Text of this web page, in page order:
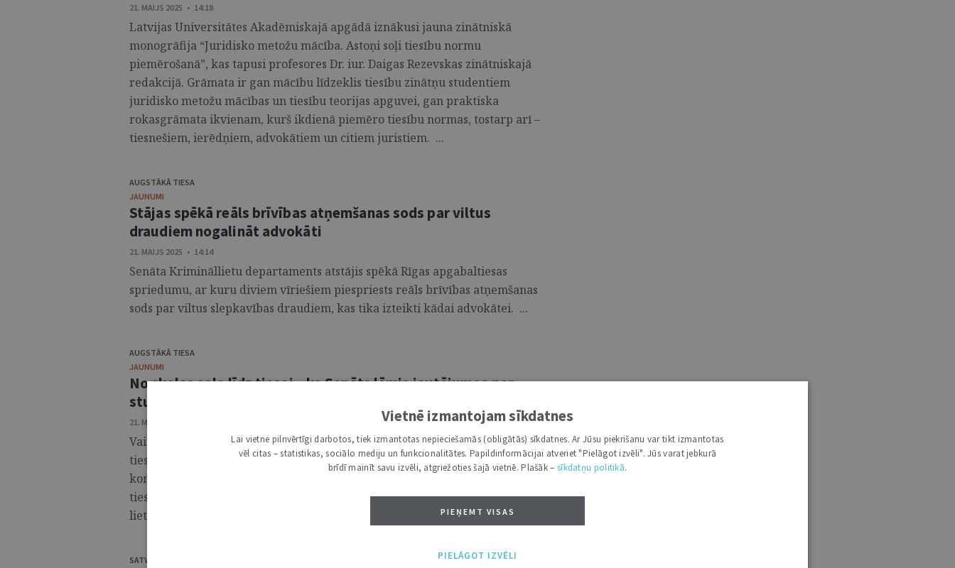
21. MAIJS 2025 • 14:18
Latvijas Universitātes Akadēmiskajā apgādā iznākusi jauna zinātniskā
monogrāfija “Juridisko metožu mācība. Astoņi soļi tiesību normu
piemērošanā”, kas tapusi profesores Dr. iur. Daigas Rezevskas zinātniskajā
redakcijā. Grāmata ir gan mācību līdzeklis tiesību zinātņu studentiem
juridisko metožu mācības un tiesību teorijas apguvei, gan praktiska
rokasgrāmata ikvienam, kurš ikdienā piemēro tiesību normas, tostarp arī –
tiesnešiem, ierēdņiem, advokātiem un citiem juristiem. ...
AUGSTĀKĀ TIESA
JAUNUMI
Stājas spēkā reāls brīvības atņemšanas sods par viltus
draudiem nogalināt advokāti
21. MAIJS 2025 • 14:14
Senāta Krimināllietu departaments atstājis spēkā Rīgas apgabaltiesas
spriedumu, ar kuru diviem vīriešiem piespriests reāls brīvības atņemšanas
sods par viltus slepkavības draudiem, kas tika izteikti kādai advokātei. ...
AUGSTĀKĀ TIESA
JAUNUMI
No skolas sola līdz tiesai – ko Senāts lēmis jautājumos par
studijām?
21. MAIJS 2025 • 11:38
Vai augstskolas diplomam obligāti jābūt papīra formā? Kādos gadījumos
tiesā var apstrīdēt pārbaudes darba vērtējumu? Vai savstarpējā
komunikācija starp pasniedzējiem un studentiem ir lieta, kuru jāvērtē
tiesai? Šie ir daži no jautājumiem, kas nonākuši līdz Senāta Administratīvo
lietu departamentam. ...
SATVERSMES TIESA
Vietnē izmantojam sīkdatnes
Lai vietne pilnvērtīgi darbotos, tiek izmantotas nepieciešamās (obligātās) sīkdatnes. Ar Jūsu piekrišanu var tikt izmantotas
vēl citas – statistikas, sociālo mediju un funkcionalitātes. Papildinformācijai atveriet "Pielāgot izvēli". Jūs varat jebkurā
brīdī mainīt savu izvēli, atgriežoties šajā vietnē. Plašāk – sīkdatņu politikā.
PIEŅEMT VISAS
PIELĀGOT IZVĒLI